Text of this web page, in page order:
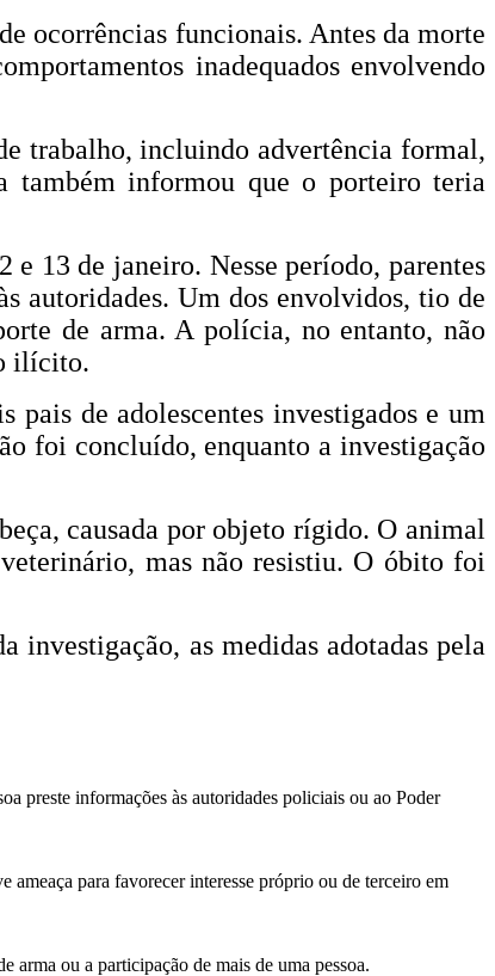
ocorrências funcionais. Antes da morte
inadequados envolvendo
trabalho, incluindo advertência formal,
também informou que o porteiro teria
13 de janeiro. Nesse período, parentes
autoridades. Um dos envolvidos, tio de
de arma. A polícia, no entanto, não
ilícito.
pais de adolescentes investigados e um
foi concluído, enquanto a investigação
causada por objeto rígido. O animal
mas não resistiu. O óbito foi
investigação, as medidas adotadas pela
preste informações às autoridades policiais ou ao Poder
ameaça para favorecer interesse próprio ou de terceiro em
arma ou a participação de mais de uma pessoa.